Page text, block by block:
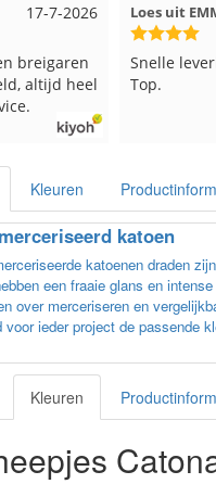
17-7-2026
breigaren
altijd heel
Loes uit
Snelle
Top.
Kleuren
katoen
katoenen draden
een fraaie glans en
over merceriseren en
voor ieder project de passende
Kleuren